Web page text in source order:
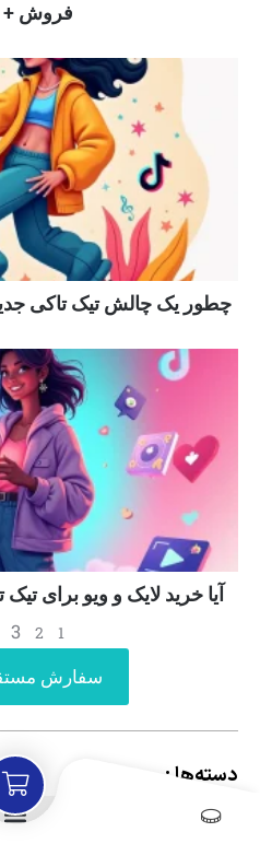
فروش +
چطور یک چالش تیک تاکی جدید
آیا خرید لایک و ویو برای
1
2
3
سفارش
دسته‌ها :